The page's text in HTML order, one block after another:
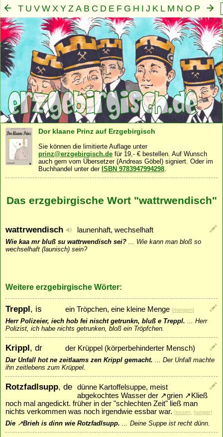
T U V W X Y Z A B C D E F G H I J K L M N O P
Q R S
Mensch·Seele·Geist ·Familie ·Gemeinschaft·
Dor klaane Prinz auf Erzgebirgisch
Sie können die limitierte Auflage unter
prinz@erzgebirgisch.de für 19,- € bestellen. Auf Wunsch
auch gern vom Übersetzer (Andreas Göbel) signiert. Oder im
Buchhandel unter der ISBN 9783947994298.
Das erzgebirgische Wort "wattrwendisch"
wattrwendisch launenhaft, wechselhaft
Wie kaa mr bluß su wattrwendisch sei? ... Wie kann man bloß so
wechselhaft (launisch) sein?
Weitere erzgebirgische Wörter:
Treppl, is ein Tröpchen, eine kleine Menge [mengen]
Herr Polizeier, iech hob fei nischt getrunkn, bluß e Treppl. ... Herr
Polizist, ich habe nichts getrunken, bloß ein Tröpfchen.
Krippl, dr der Krüppel (körperbehinderter Mensch)
Dar Unfall hot ne zeitlaams zen Krippl gemacht. ... Der Unfall machte
ihn zeitlebens zum Krüppel.
Rotzfadlsupp, de
dünne Kartoffelsuppe, meist
abgekochtes Wasser der ↗grien ↗ Kließ
noch mal angedickt. früher in der "schlechten Zeit" ließ man
nichts verkommen was noch irgendwie essbar war. [essen, hunger]
Die ↗Brieh is dinn wie Rotzfadlsupp. ... Deine Suppe ist recht dünn.